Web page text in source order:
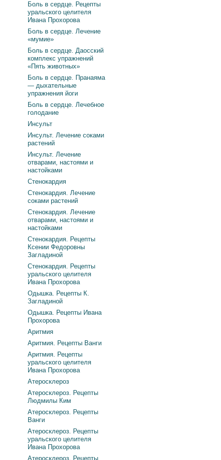
Боль в сердце. Рецепты
уральского целителя
Ивана Прохорова
Боль в сердце. Лечение
«мумие»
Боль в сердце. Даосский
комплекс упражнений
«Пять животных»
Боль в сердце. Пранаяма
— дыхательные
упражнения йоги
Боль в сердце. Лечебное
голодание
Инсульт
Инсульт. Лечение соками
растений
Инсульт. Лечение
отварами, настоями и
настойками
Стенокардия
Стенокардия. Лечение
соками растений
Стенокардия. Лечение
отварами, настоями и
настойками
Стенокардия. Рецепты
Ксении Федоровны
Загладиной
Стенокардия. Рецепты
уральского целителя
Ивана Прохорова
Одышка. Рецепты К.
Загладиной
Одышка. Рецепты Ивана
Прохорова
Аритмия
Аритмия. Рецепты Ванги
Аритмия. Рецепты
уральского целителя
Ивана Прохорова
Атеросклероз
Атеросклероз. Рецепты
Людмилы Ким
Атеросклероз. Рецепты
Ванги
Атеросклероз. Рецепты
уральского целителя
Ивана Прохорова
Атеросклероз. Рецепты